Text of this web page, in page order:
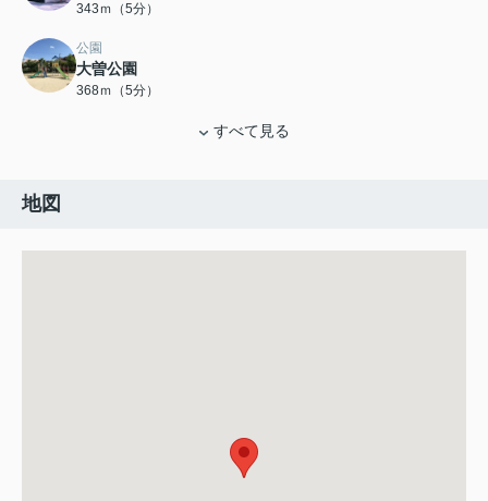
343ｍ（5分）
公園
大曽公園
368ｍ（5分）
すべて見る
地図